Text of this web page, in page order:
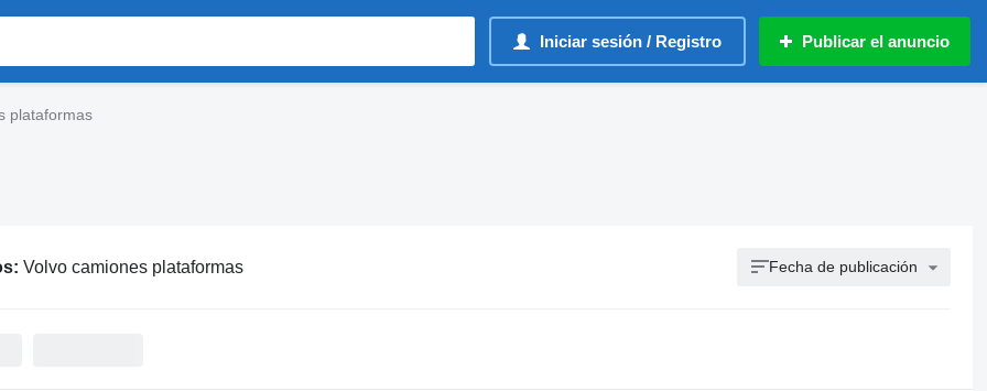
Iniciar sesión / Registro Publicar el anuncio
plataformas
Volvo camiones plataformas Fecha de publicación